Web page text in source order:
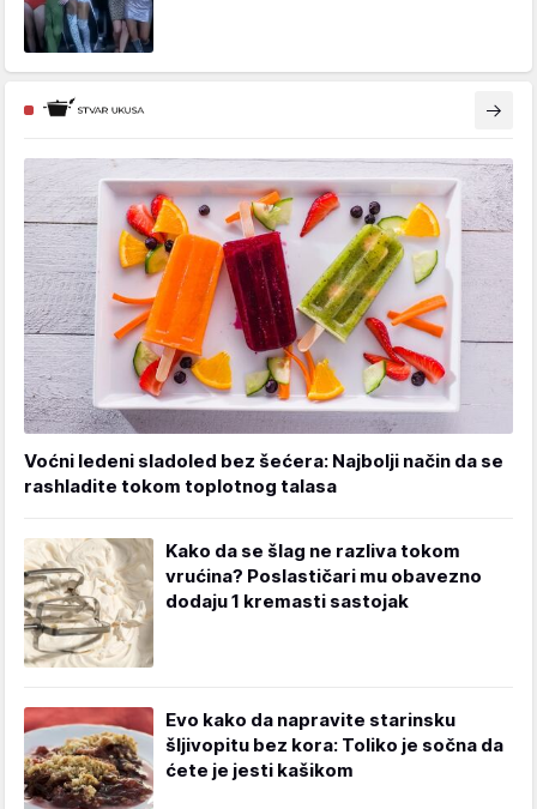
Voćni ledeni sladoled bez šećera: Najbolji način da se
rashladite tokom toplotnog talasa
Kako da se šlag ne razliva tokom
vrućina? Poslastičari mu obavezno
dodaju 1 kremasti sastojak
Evo kako da napravite starinsku
šljivopitu bez kora: Toliko je sočna da
ćete je jesti kašikom